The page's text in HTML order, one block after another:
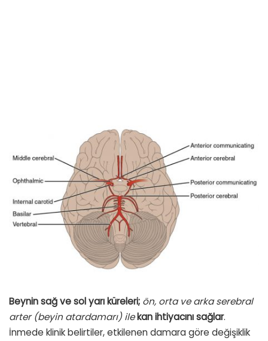
Beynin sağ ve sol yarı küreleri; ön, orta ve arka serebral
arter (beyin atardamarı) ilekan ihtiyacını sağlar.
İnmede klinik belirtiler, etkilenen damara göre değişiklik